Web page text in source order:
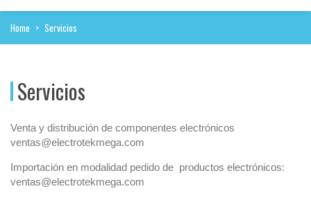
Home > Servicios
Servicios
Venta y distribución de componentes electrónicos
ventas@electrotekmega.com
Importación en modalidad pedido de productos electrónicos:
ventas@electrotekmega.com